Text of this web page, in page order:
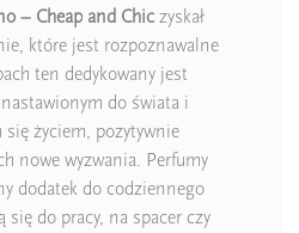
– Cheap and Chic zyskał
które jest rozpoznawalne
ten dedykowany jest
do świata i
się życiem, pozytywnie
nowe wyzwania. Perfumy
dodatek do codziennego
do pracy, na spacer czy